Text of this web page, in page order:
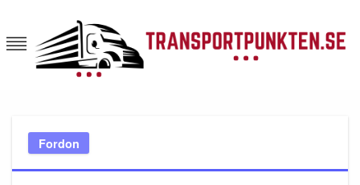
content
Fordon